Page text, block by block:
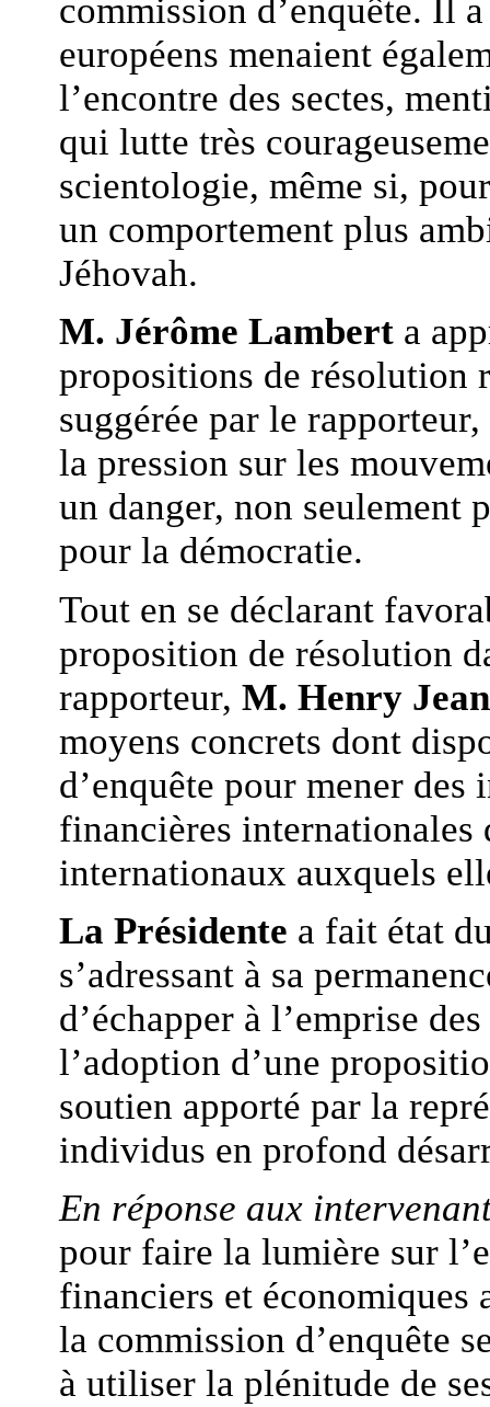
commission d’enquête. Il
européens menaient
l’encontre des sectes,
qui lutte très
scientologie, même si,
un comportement plus
Jéhovah.
M. Jérôme Lambert a
propositions de résolution
suggérée par le
la pression sur les
un danger, non seulement
pour la démocratie.
Tout en se déclarant
proposition de résolution
rapporteur, M. Henry
moyens concrets dont
d’enquête pour mener
financières internationales
internationaux auxquels
La Présidente a fait état
s’adressant à sa
d’échapper à l’emprise
l’adoption d’une
soutien apporté par la
individus en profond
En réponse aux
pour faire la lumière sur
financiers et économiques
la commission d’enquête
à utiliser la plénitude de